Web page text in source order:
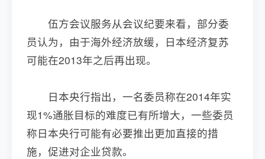
伍方会议服务从会议纪要来看，部分委
员认为，由于海外经济放缓，日本经济复苏
可能在2013年之后再出现。
日本央行指出，一名委员称在2014年实
现1%通胀目标的难度已有所增大，一些委员
称日本央行可能有必要推出更加直接的措
施，促进对企业贷款。